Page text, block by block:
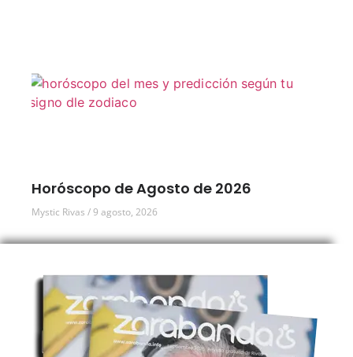
Horóscopo de Agosto de 2026
Mystic Rivas 9 agosto, 2026